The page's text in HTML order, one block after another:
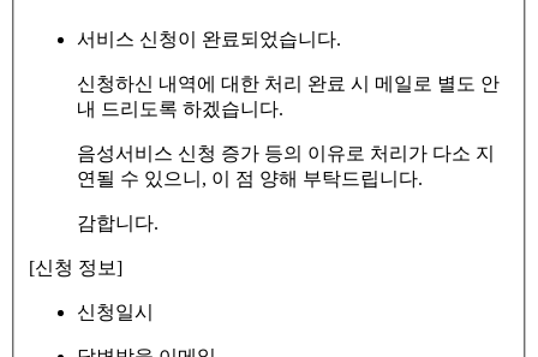
서비스 신청이 완료되었습니다.
신청하신 내역에 대한 처리 완료 시 메일로 별도 안
내 드리도록 하겠습니다.
음성서비스 신청 증가 등의 이유로 처리가 다소 지
연될 수 있으니, 이 점 양해 부탁드립니다.
감합니다.
[신청 정보]
신청일시